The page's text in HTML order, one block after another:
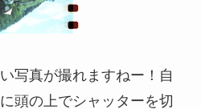
写真が撮れますねー！自
頭の上でシャッターを切